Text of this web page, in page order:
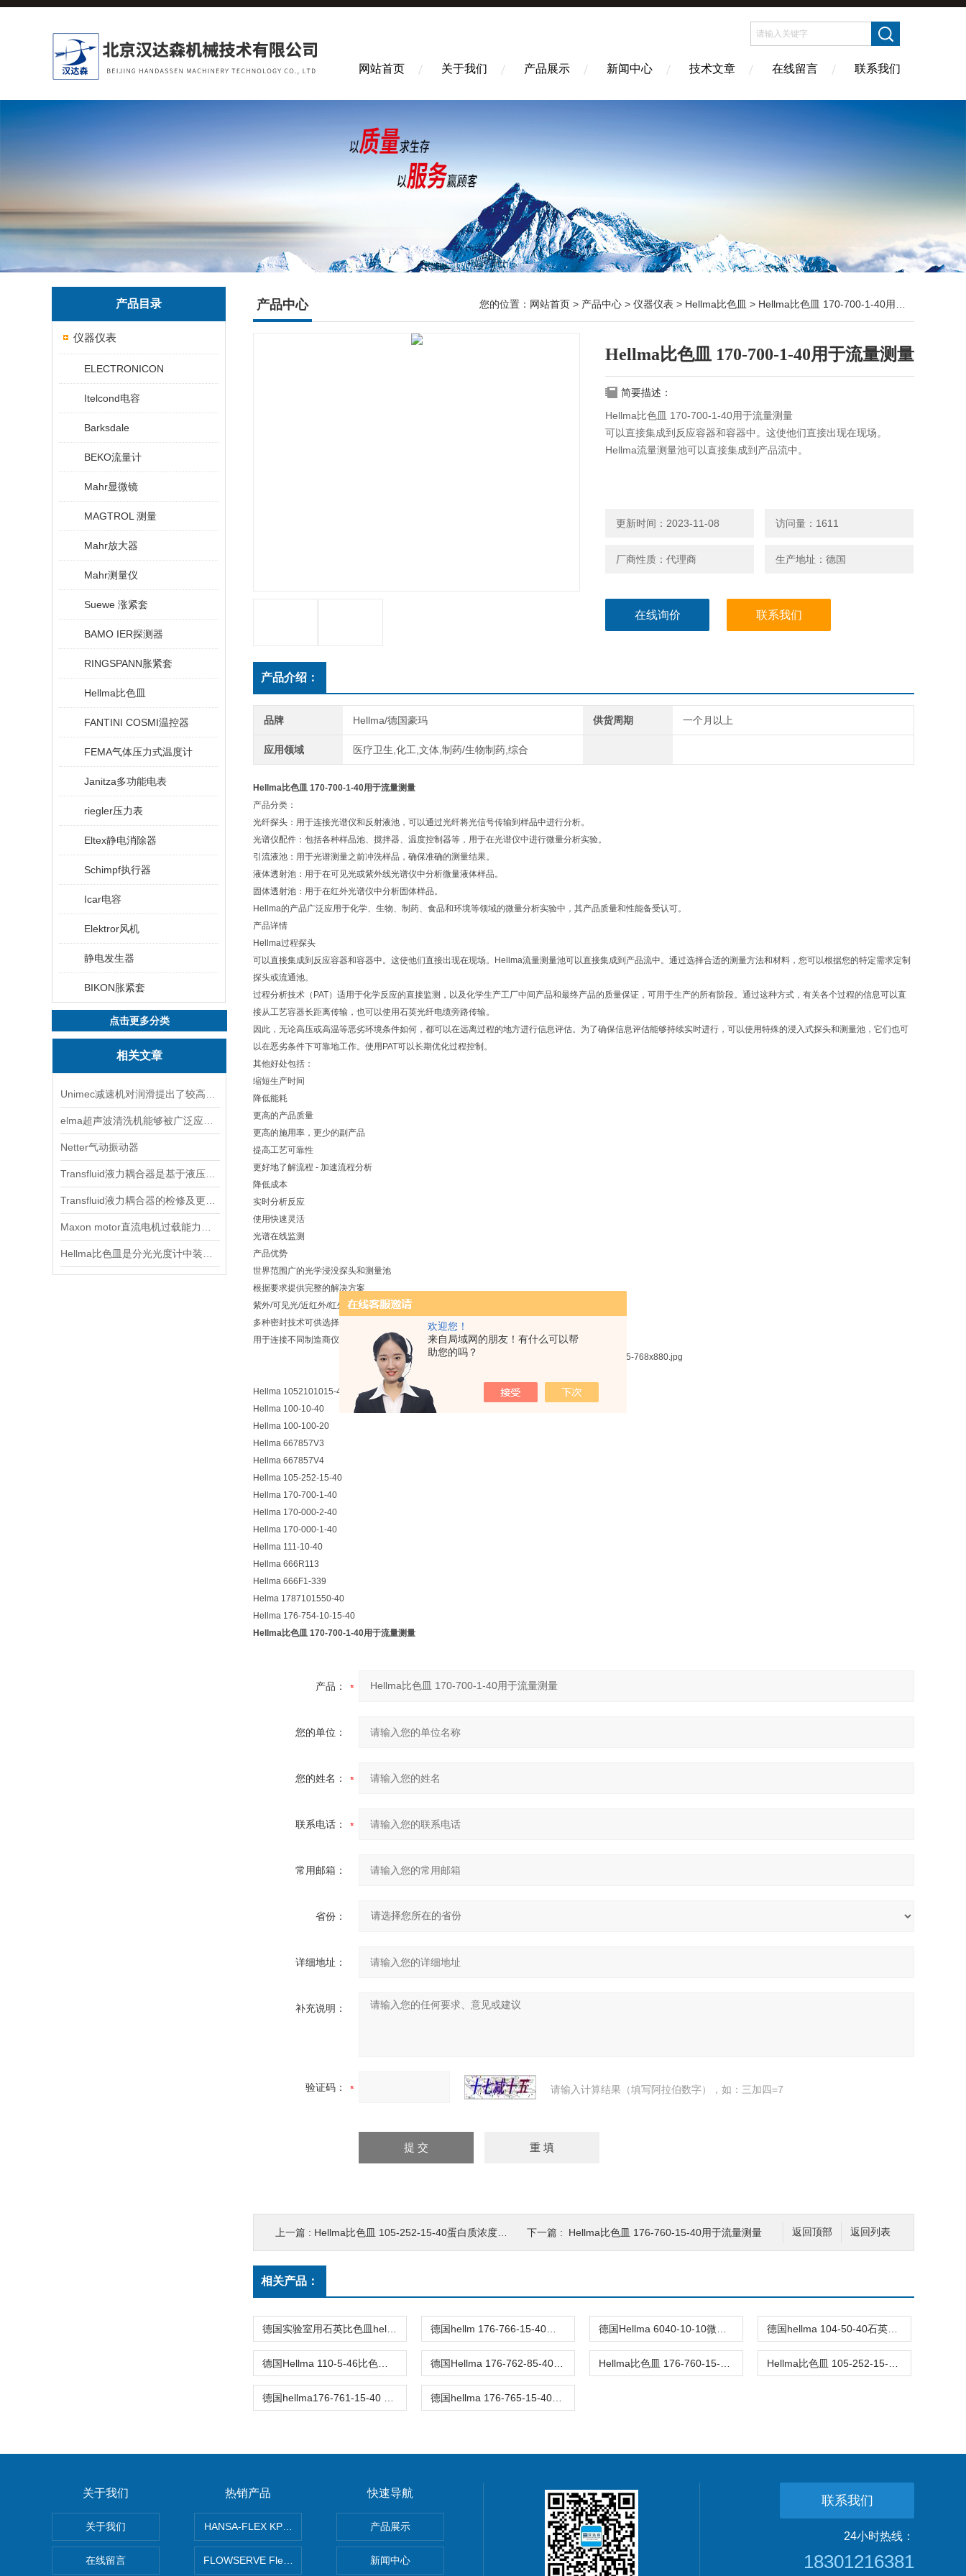
欢迎您！
来自局域网的朋友！有什么可以帮
助您的吗？
网站首页 关于我们 产品展示 新闻中心 技术文章 在线留言 联系我们
产品目录
仪器仪表
ELECTRONICON
Itelcond电容
Barksdale
BEKO流量计
Mahr显微镜
MAGTROL 测量
Mahr放大器
Mahr测量仪
Suewe 涨紧套
BAMO IER探测器
RINGSPANN胀紧套
Hellma比色皿
FANTINI COSMI温控器
FEMA气体压力式温度计
Janitza多功能电表
riegler压力表
Eltex静电消除器
Schimpf执行器
Icar电容
Elektror风机
静电发生器
BIKON胀紧套
点击更多分类
相关文章
Netter气动振动器
产品中心 您的位置： 网站首页 > 产品中心 > 仪器仪表 > Hellma比色皿 > Hellma比色皿 170-700-1-40用于流量测量
Hellma比色皿 170-700-1-40用于流量测量
简要描述：
Hellma比色皿 170-700-1-40用于流量测量
可以直接集成到反应容器和容器中。这使他们直接出现在现场。
Hellma流量测量池可以直接集成到产品流中。
更新时间：2023-11-08 访问量：1611
厂商性质：代理商 生产地址：德国
在线询价 联系我们
产品介绍：
品牌 Hellma/德国豪玛 供货周期 一个月以上
应用领域 医疗卫生,化工,文体,制药/生物制药,综合
Hellma比色皿 170-700-1-40用于流量测量
产品分类：
光纤探头：用于连接光谱仪和反射液池，可以通过光纤将光信号传输到样品中进行分析。
光谱仪配件：包括各种样品池、搅拌器、温度控制器等，用于在光谱仪中进行微量分析实验。
引流液池：用于光谱测量之前冲洗样品，确保准确的测量结果。
液体透射池：用于在可见光或紫外线光谱仪中分析微量液体样品。
固体透射池：用于在红外光谱仪中分析固体样品。
Hellma的产品广泛应用于化学、生物、制药、食品和环境等领域的微量分析实验中，其产品质量和性能备受认可。
产品详情
Hellma过程探头
可以直接集成到反应容器和容器中。这使他们直接出现在现场。Hellma流量测量池可以直接集成到产品流中。通过选择合适的测量方法和材料，您可以根据您的特定需求定制
探头或流通池。
过程分析技术（PAT）适用于化学反应的直接监测，以及化学生产工厂中间产品和最终产品的质量保证，可用于生产的所有阶段。通过这种方式，有关各个过程的信息可以直
接从工艺容器长距离传输，也可以使用石英光纤电缆旁路传输。
因此，无论高压或高温等恶劣环境条件如何，都可以在远离过程的地方进行信息评估。为了确保信息评估能够持续实时进行，可以使用特殊的浸入式探头和测量池，它们也可
以在恶劣条件下可靠地工作。使用PAT可以长期优化过程控制。
其他好处包括：
缩短生产时间
降低能耗
更高的产品质量
更高的施用率，更少的副产品
提高工艺可靠性
更好地了解流程 - 加速流程分析
降低成本
实时分析反应
使用快速灵活
光谱在线监测
产品优势
世界范围广的光学浸没探头和测量池
根据要求提供完整的解决方案
紫外/可见光/近红外/红外/拉曼解决方案
多种密封技术可供选择 - 即使在恶劣条件下
用于连接不同制造商仪器的各种接口
Hellma 1052101015-40
Hellma 100-10-40
Hellma 100-100-20
Hellma 667857V3
Hellma 667857V4
Hellma 105-252-15-40
Hellma 170-700-1-40
Hellma 170-000-2-40
Hellma 170-000-1-40
Hellma 111-10-40
Hellma 666R113
Hellma 666F1-339
Helma 1787101550-40
Hellma 176-754-10-15-40
Hellma比色皿 170-700-1-40用于流量测量
产品：
您的单位：
您的姓名：
联系电话：
常用邮箱：
省份：
详细地址：
补充说明：
验证码： 请输入计算结果（填写阿拉伯数字），如：三加四=7
返回列表
返回顶部
上一篇 : Hellma比色皿 105-252-15-40蛋白质浓度测定 下一篇 : Hellma比色皿 176-760-15-40用于流量测量
相关产品：
关于我们
关于我们
在线留言
热销产品
HANSA-FLEX KP100P紧凑型先导软管KP106P
FLOWSERVE Flex Wedge闸阀
快速导航
产品展示
新闻中心
联系我们
24小时热线：
18301216381